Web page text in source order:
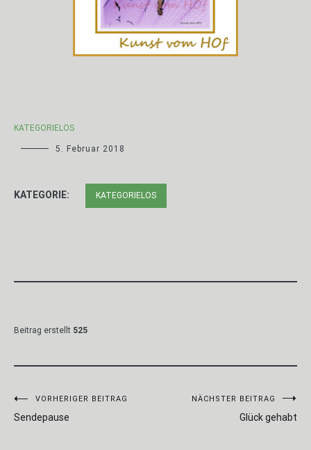
KATEGORIELOS
5. Februar 2018
KATEGORIE: KATEGORIELOS
Beitrag erstellt 525
Beitragsnavigation
VORHERIGER BEITRAG
Sendepause
NÄCHSTER BEITRAG
Glück gehabt